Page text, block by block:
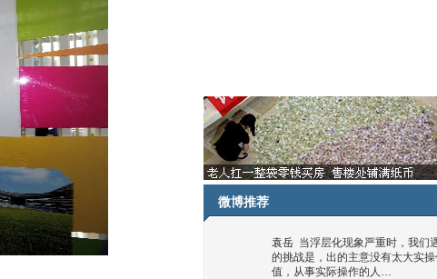
微博推荐
袁岳 当浮层化现象严重时，我们
的挑战是，出的主意没有太大实
值，从事实际操作的人…